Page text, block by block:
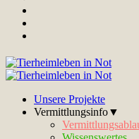
Unsere Projekte
Vermittlungsinfo▼